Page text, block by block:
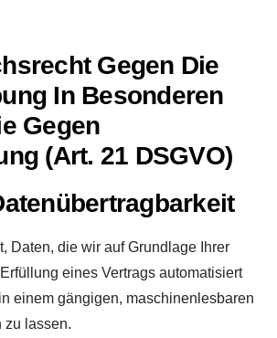
Gegen Die
In Besonderen
Gegen
(Art. 21 DSGVO)
Daten, die wir auf Grundlage Ihrer
eines Vertrags automatisiert
einem gängigen, maschinenlesbaren
zu lassen.